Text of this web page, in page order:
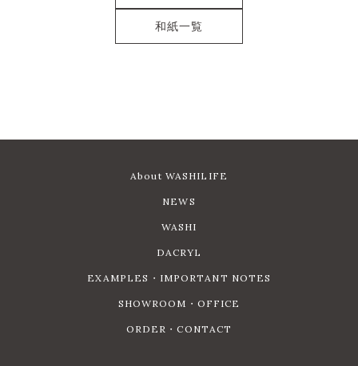
和紙一覧
About WASHILIFE
NEWS
WASHI
DACRYL
EXAMPLES・IMPORTANT NOTES
SHOWROOM・OFFICE
ORDER・CONTACT